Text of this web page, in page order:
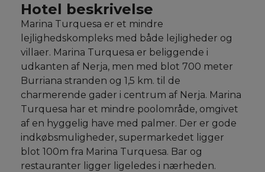
Hotel beskrivelse
Marina Turquesa er et mindre
lejlighedskompleks med både lejligheder og
villaer. Marina Turquesa er beliggende i
udkanten af Nerja, men med blot 700 meter
Burriana stranden og 1,5 km. til de
charmerende gader i centrum af Nerja. Marina
Turquesa har et mindre poolområde, omgivet
af en hyggelig have med palmer. Der er gode
indkøbsmuligheder, supermarkedet ligger
blot 100m fra Marina Turquesa. Bar og
restauranter ligger ligeledes i nærheden.